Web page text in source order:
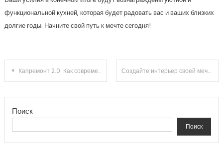
функциональной кухней, которая будет радовать вас и ваших близких
долгие годы. Начните свой путь к мечте сегодня!
Навигация по записям
Капремонт 2.0: Как современные тренды меняют облик квартир и повседневную жизнь Создайте интерьер своей мечты: 10 стильных секретов дляtransform your space!
Поиск
Поиск